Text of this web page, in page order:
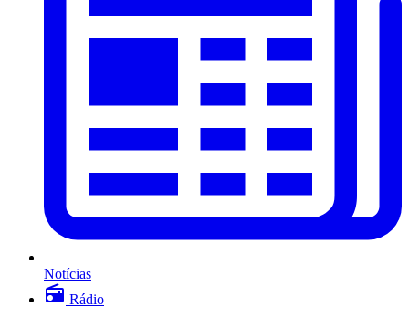
Notícias
Rádio